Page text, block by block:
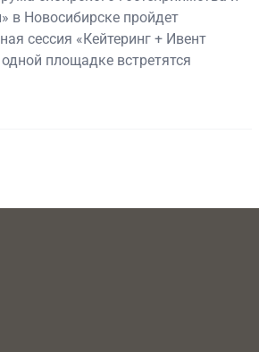
в Новосибирске пройдет
сессия «Кейтеринг + Ивент
площадке встретятся